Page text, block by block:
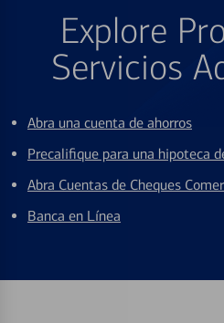
Explore
Servicios
Abra una cuenta de ahorros
Precalifique para una hipoteca
Abra Cuentas de Cheques
Banca en Línea